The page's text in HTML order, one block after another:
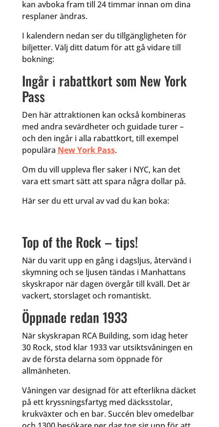
kan avboka fram till 24 timmar innan om dina
resplaner ändras.
I kalendern nedan ser du tillgängligheten för
biljetter. Välj ditt datum för att gå vidare till
bokning:
Ingår i rabattkort som New York
Pass
Den här attraktionen kan också kombineras
med andra sevärdheter och guidade turer –
och den ingår i alla rabattkort, till exempel
populära New York Pass.
Om du vill uppleva fler saker i NYC, kan det
vara ett smart sätt att spara några dollar på.
Här ser du ett urval av vad du kan boka:
Top of the Rock – tips!
När du varit upp en gång i dagsljus, återvänd i
skymning och se ljusen tändas i Manhattans
skyskrapor när dagen övergår till kväll. Det är
vackert, storslaget och romantiskt.
Öppnade redan 1933
När skyskrapan RCA Building, som idag heter
30 Rock, stod klar 1933 var utsiktsvåningen en
av de första delarna som öppnade för
allmänheten.
Våningen var designad för att efterlikna däcket
på ett kryssningsfartyg med däcksstolar,
krukväxter och en bar. Succén blev omedelbar